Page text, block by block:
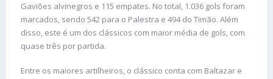
Gaviões alvinegros e 115 empates. No total, 1.036 gols foram
marcados, sendo 542 para o Palestra e 494 do Timão. Além
disso, este é um dos clássicos com maior média de gols, com
quase três por partida.
Entre os maiores artilheiros, o clássico conta com Baltazar e